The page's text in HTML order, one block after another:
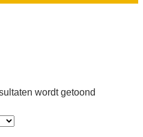
wordt getoond